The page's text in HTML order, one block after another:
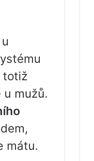
totiž
mužů.
mátu.